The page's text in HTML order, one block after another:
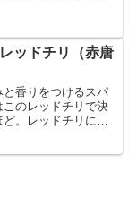
ッドチリ（赤唐
香りをつけるスパ
のレッドチリで決
。レッドチリには